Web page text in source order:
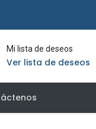
Mi lista de deseos
Ver lista de deseos